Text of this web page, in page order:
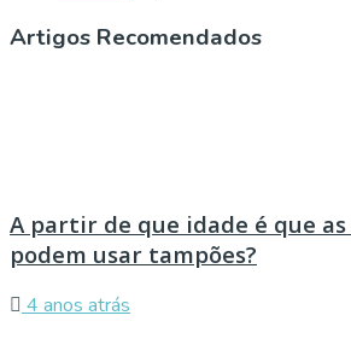
Artigos Recomendados
A partir de que idade é que
podem usar tampões?
4 anos atrás